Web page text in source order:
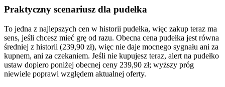
Praktyczny scenariusz dla pudełka
To jedna z najlepszych cen w historii pudełka, więc zakup teraz ma
sens, jeśli chcesz mieć grę od razu. Obecna cena pudełka jest równa
średniej z historii (239,90 zł), więc nie daje mocnego sygnału ani za
kupnem, ani za czekaniem. Jeśli nie kupujesz teraz, alert na pudełko
ustaw dopiero poniżej obecnej ceny 239,90 zł; wyższy próg
niewiele poprawi względem aktualnej oferty.